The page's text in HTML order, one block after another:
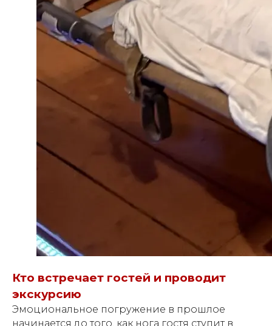
Кто встречает гостей и проводит
экскурсию
Эмоциональное погружение в прошлое
начинается до того, как нога гостя ступит в